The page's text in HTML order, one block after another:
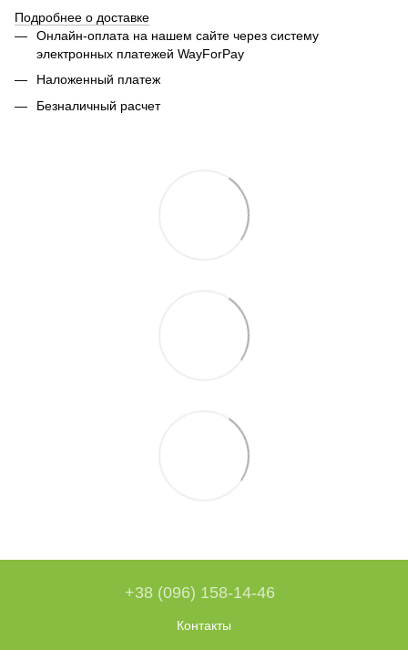
Подробнее о доставке
Онлайн-оплата на нашем сайте через систему
электронных платежей WayForPay
Наложенный платеж
Безналичный расчет
+38 (096) 158-14-46
Контакты